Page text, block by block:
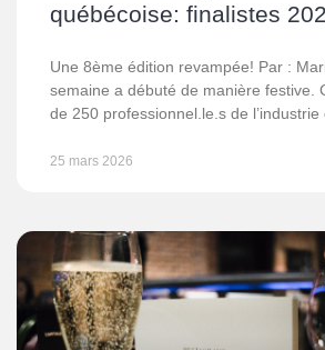
québécoise: finalistes
Une 8ème édition revampée! Par :
semaine a débuté de manière festive.
de 250 professionnel.le.s de l’industrie
25 mars 2026